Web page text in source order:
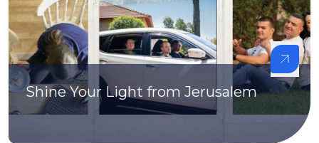
Shine Your Light from Jerusalem